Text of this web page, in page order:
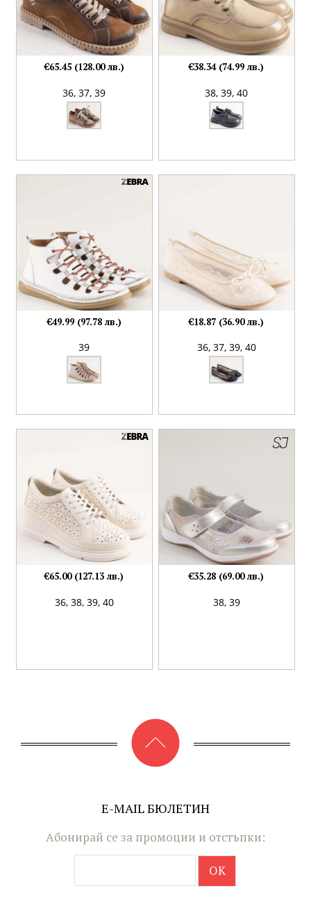
36,37,39
€65.45 (128.00 лв.)
38,39,40
€38.34 (74.99 лв.)
39
€49.99 (97.78 лв.)
36, 37, 39, 40
€18.87 (36.90 лв.)
36, 38, 39, 40
€65.00 (127.13 лв.)
38, 39
€35.28 (69.00 лв.)
E-MAIL БЮЛЕТИН
Абонирай се за промоции и отстъпки: